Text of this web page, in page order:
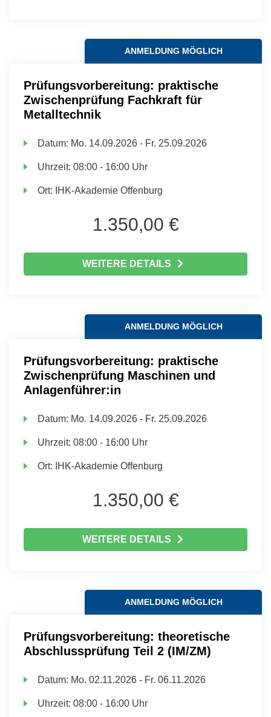
ANMELDUNG MÖGLICH
Prüfungsvorbereitung: praktische
Zwischenprüfung Fachkraft für
Metalltechnik
Datum: Mo. 14.09.2026 - Fr. 25.09.2026
Uhrzeit:08:00 - 16:00 Uhr
Ort: IHK-Akademie Offenburg
1.350,00 €
WEITERE DETAILS
ANMELDUNG MÖGLICH
Prüfungsvorbereitung: praktische
Zwischenprüfung Maschinen und
Anlagenführer:in
Datum: Mo. 14.09.2026 - Fr. 25.09.2026
Uhrzeit:08:00 - 16:00 Uhr
Ort: IHK-Akademie Offenburg
1.350,00 €
WEITERE DETAILS
ANMELDUNG MÖGLICH
Prüfungsvorbereitung: theoretische
Abschlussprüfung Teil 2 (IM/ZM)
Datum: Mo. 02.11.2026 - Fr. 06.11.2026
Uhrzeit:08:00 - 16:00 Uhr